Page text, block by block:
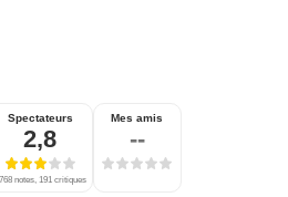
Spectateurs
2,8
notes, 191 critiques
Mes amis
--